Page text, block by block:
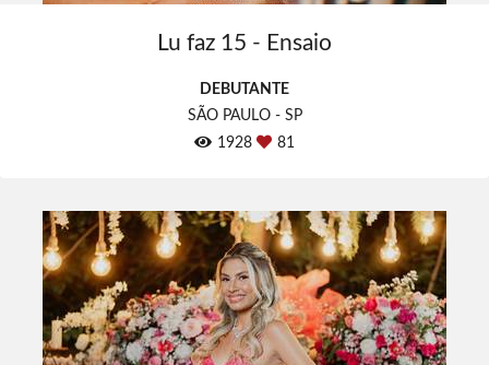
Lu faz 15 - Ensaio
DEBUTANTE
SÃO PAULO - SP
1928
81